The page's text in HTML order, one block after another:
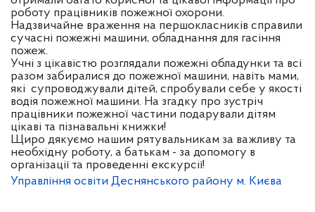
роботу працівників пожежної охорони.
Надзвичайне враження на першокласників справили
сучасні пожежні машини, обладнання для гасіння
пожеж.
Учні з цікавістю розглядали пожежні обладунки та всі
разом забиралися до пожежної машини, навіть мами,
які супроводжували дітей, спробували себе у якості
водія пожежної машини. На згадку про зустріч
працівники пожежної частини подарували дітям
цікаві та пізнавальні книжки!
Щиро дякуємо нашим рятувальникам за важливу та
необхідну роботу, а батькам - за допомогу в
організації та проведенні екскурсії!
Управління освіти Деснянського району м. Києва